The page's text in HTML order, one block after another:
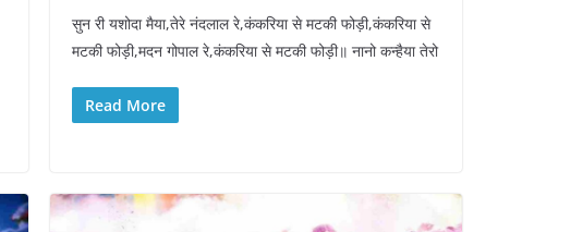
सुन री यशोदा मैया,तेरे नंदलाल रे,कंकरिया से मटकी फोड़ी,कंकरिया से
मटकी फोड़ी,मदन गोपाल रे,कंकरिया से मटकी फोड़ी॥ नानो कन्हैया तेरो
Read More